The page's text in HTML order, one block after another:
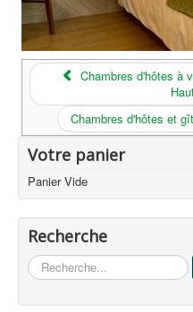
Chambres d'hôtes à
Chambres d'hôtes et
Votre panier
Panier Vide
Recherche
...